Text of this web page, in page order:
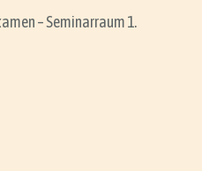
– Seminarraum 1.